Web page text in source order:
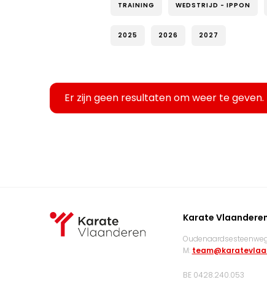
TRAINING WEDSTRIJD - IPPON
2025 2026 2027
Er zijn geen resultaten om weer te geven.
Karate
M:
BE 0428.240.053